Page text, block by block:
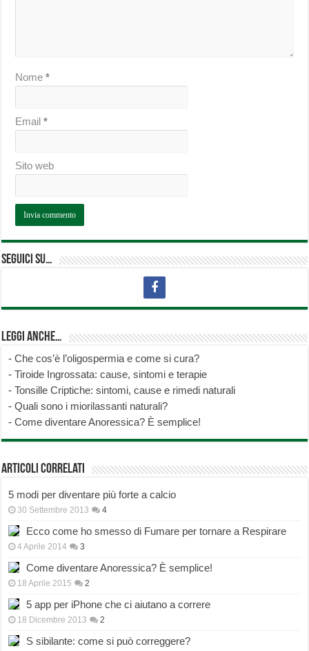
Nome*
Email*
Sito web
Seguici su…
Leggi anche…
-Che cos’è l’oligospermia e come si cura?
-Tiroide Ingrossata: cause, sintomi e terapie
-Tonsille Criptiche: sintomi, cause e rimedi naturali
-Quali sono i miorilassanti naturali?
-Come diventare Anoressica? È semplice!
Articoli correlati
5 modi per diventare più forte a calcio
30 Settembre 2013 4
Ecco come ho smesso di Fumare per tornare a Respirare
4 Aprile 2014 3
Come diventare Anoressica? È semplice!
18 Aprile 2015 2
5 app per iPhone che ci aiutano a correre
18 Dicembre 2013 2
S sibilante: come si può correggere?